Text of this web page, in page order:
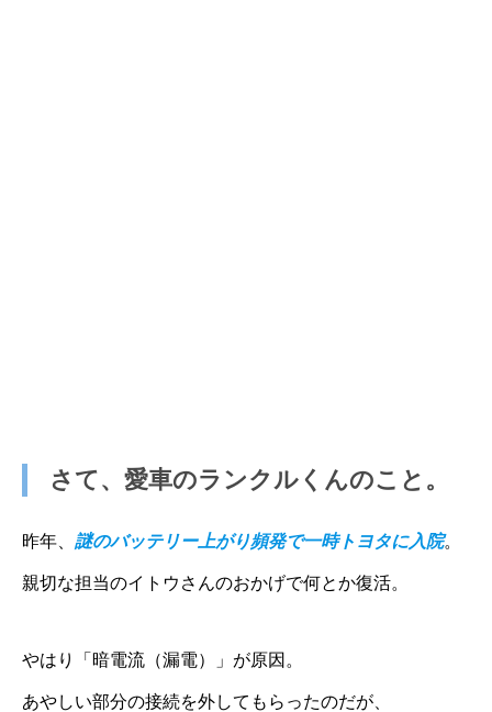
さて、愛車のランクルくんのこと。
昨年、 謎のバッテリー上がり頻発で一時トヨタに入院。
親切な担当のイトウさんのおかげで何とか復活。
やはり「暗電流（漏電）」が原因。
あやしい部分の接続を外してもらったのだが、